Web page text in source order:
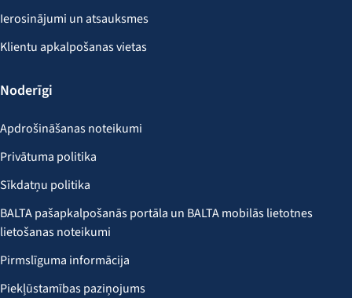
Ierosinājumi un atsauksmes
Klientu apkalpošanas vietas
Noderīgi
Apdrošināšanas noteikumi
Privātuma politika
Sīkdatņu politika
BALTA pašapkalpošanās portāla un BALTA mobilās lietotnes
lietošanas noteikumi
Pirmslīguma informācija
Piekļūstamības paziņojums